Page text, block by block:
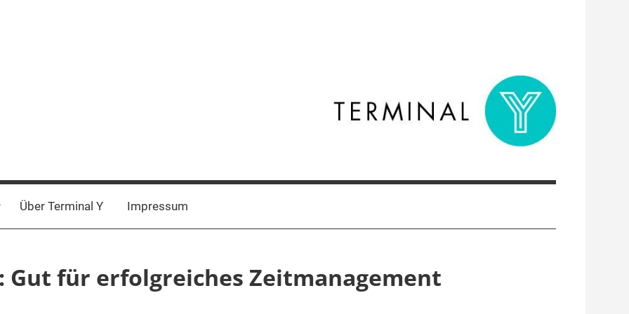
Über Terminal Y Impressum
Gut für erfolgreiches Zeitmanagement